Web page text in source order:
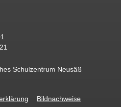
Schulzentrum Neusäß
Bildnachweise